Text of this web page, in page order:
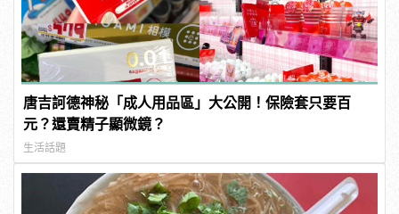
唐吉訶德神秘「成人用品區」大公開！保險套只要百
元？還賣精子顯微鏡？
生活話題